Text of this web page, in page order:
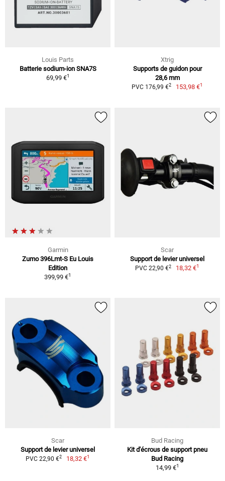
Louis Parts
Batterie sodium-ion SNA7S
69,99 €1
Xtrig
Supports de guidon pour
28,6 mm
PVC 176,99 €2 153,98 €1
Garmin
Zumo 396Lmt-S Eu Louis
Edition
399,99 €1
Scar
Support de levier universel
PVC 22,90 €2 18,32 €1
Scar
Support de levier universel
PVC 22,90 €2 18,32 €1
Bud Racing
Kit d'écrous de support pneu
Bud Racing
14,99 €1